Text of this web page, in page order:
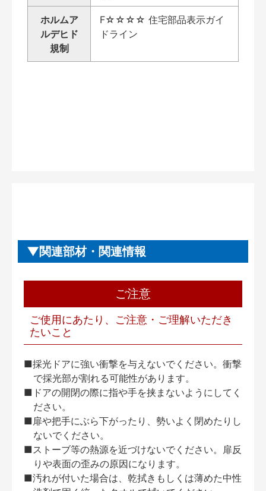
ホルムア
ルデヒド
規制
F☆☆☆☆ 住宅部品表示ガイ
ドライン
関連部材・関連情報
ご注意
ご使用にあたり、ご注意・ご理解いただき
たいこと
■採光ドアに強い衝撃を与えないでください。衝撃
で採光部が割れる可能性があります。
■ドアの開閉の際に指や手を挟まないようにしてく
ださい。
■扉や把手にぶら下がったり、勢いよく閉めたりし
ないでください。
■ストーブ等の熱源を近づけないでください。扉反
りや表面の歪みの原因になります。
■汚れが付いた場合は、乾拭きもしくは薄めた中性